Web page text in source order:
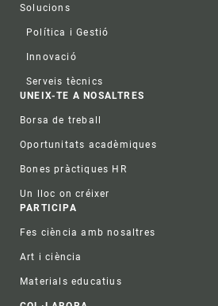
Solucions
Política i Gestió
Innovació
Serveis tècnics
UNEIX-TE A NOSALTRES
Borsa de treball
Oportunitats acadèmiques
Bones pràctiques HR
Un lloc on créixer
PARTICIPA
Fes ciència amb nosaltres
Art i ciència
Materials educatius